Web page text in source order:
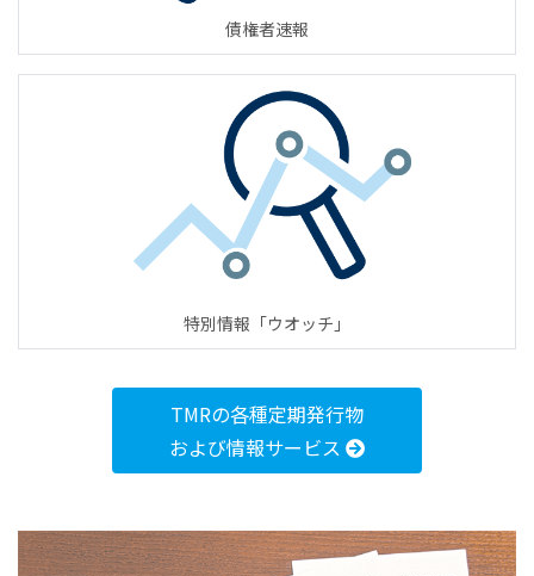
債権者速報
特別情報「ウオッチ」
TMRの各種定期発行物
および情報サービス